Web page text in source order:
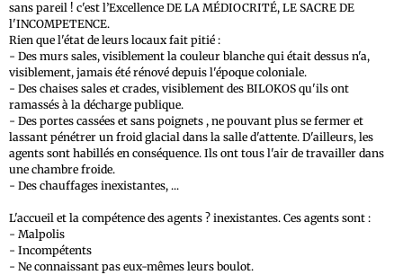
sans pareil ! c'est l’Excellence DE LA MÉDIOCRITÉ, LE SACRE DE
l'INCOMPETENCE.
Rien que l'état de leurs locaux fait pitié :
- Des murs sales, visiblement la couleur blanche qui était dessus n'a,
visiblement, jamais été rénové depuis l'époque coloniale.
- Des chaises sales et crades, visiblement des BILOKOS qu'ils ont
ramassés à la décharge publique.
- Des portes cassées et sans poignets , ne pouvant plus se fermer et
lassant pénétrer un froid glacial dans la salle d'attente. D'ailleurs, les
agents sont habillés en conséquence. Ils ont tous l'air de travailler dans
une chambre froide.
- Des chauffages inexistantes, ...
L'accueil et la compétence des agents ? inexistantes. Ces agents sont :
- Malpolis
- Incompétents
- Ne connaissant pas eux-mêmes leurs boulot.